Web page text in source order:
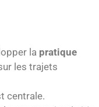
la pratique
les trajets
centrale.